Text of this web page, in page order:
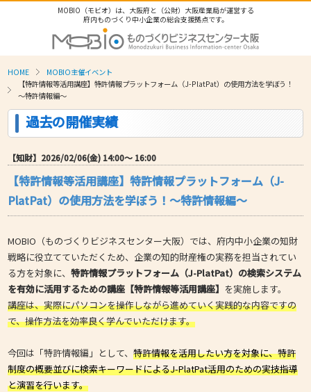
MOBIO（モビオ）は、大阪府と（公財）大阪産業局が運営する
府内ものづくり中小企業の総合支援拠点です。
HOME
MOBIO主催イベント
【特許情報等活用講座】特許情報プラットフォーム（J-PlatPat）の使用方法を学ぼう！
～特許情報編～
過去の開催実績
【知財】2026/02/06(金) 14:00〜 16:00
【特許情報等活用講座】特許情報プラットフォーム（J-
PlatPat）の使用方法を学ぼう！～特許情報編～
MOBIO（ものづくりビジネスセンター大阪）では、府内中小企業の知財
戦略に役立てていただくため、企業の知的財産権の実務を担当されてい
る方を対象に、特許情報プラットフォーム（J-PlatPat）の検索システム
を有効に活用するための講座【特許情報等活用講座】 を実施します。
講座は、実際にパソコンを操作しながら進めていく実践的な内容ですの
で、操作方法を効率良く学んでいただけます。
今回は「特許情報編」として、特許情報を活用したい方を対象に、特許
制度の概要並びに検索キーワードによるJ-PlatPat活用のための実技指導
と演習を行います。